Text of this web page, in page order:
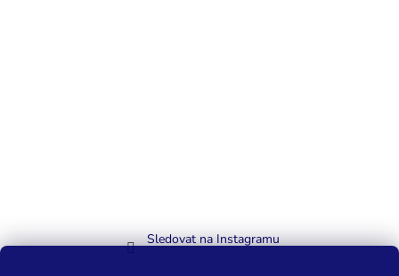
Sledovat na Instagramu